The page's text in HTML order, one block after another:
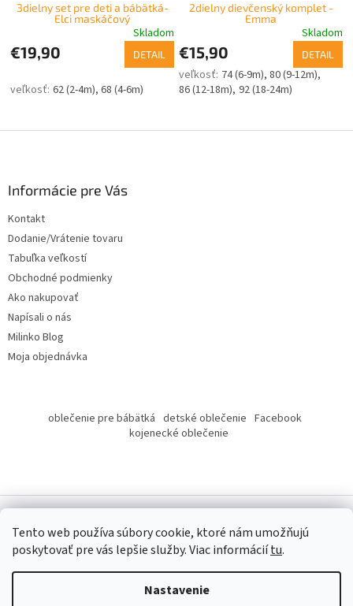
Tento web používa súbory cookie, ktoré nám umožňujú
poskytovať pre vás lepšie služby.Viac informáciítu.
Nastavenie
3dielny set pre deti a bábätká-
Elci maskáčový
Skladom
€19,90 DETAIL
62 (2-4m) 68 (4-6m)
2dielny dievčenský komplet -
Emma
Skladom
€15,90 DETAIL
74 (6-9m) 80 (9-12m)
86 (12-18m) 92 (18-24m)
Informácie pre Vás
Kontakt
Dodanie/Vrátenie tovaru
Tabuľka veľkostí
Obchodné podmienky
Ako nakupovať
Napísali o nás
Milinko Blog
Moja objednávka
oblečenie pre bábätká detské oblečenie Facebook
kojenecké oblečenie
Copyright 2026Milinko oblečenie. Všetky práva vyhradené.